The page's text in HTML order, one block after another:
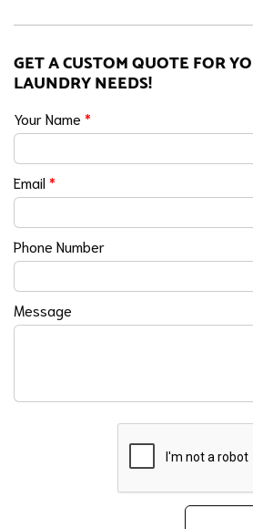
GET A CUSTOM QUOTE FOR
LAUNDRY NEEDS!
Your Name *
Email*
Phone Number
Message